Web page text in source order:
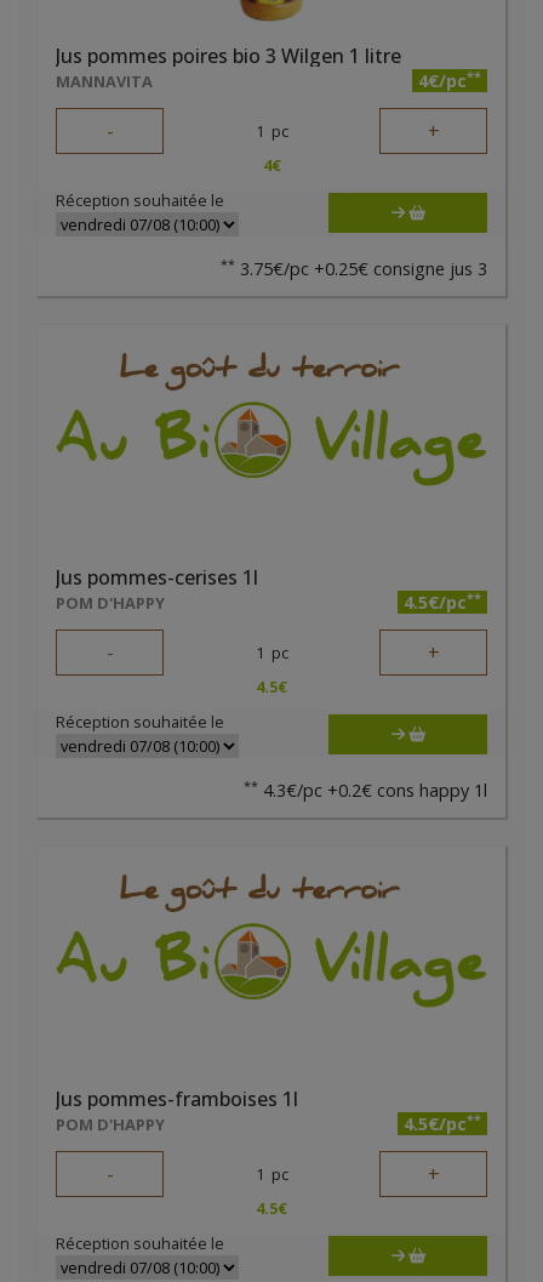
Jus pommes poires bio 3 Wilgen 1 litre
MANNAVITA 4€/pc**
- 1 pc +
4€
Réception souhaitée le
** 3.75€/pc +0.25€ consigne jus 3
Jus pommes-cerises 1l
POM D'HAPPY 4.5€/pc**
- 1 pc +
4.5€
Réception souhaitée le
** 4.3€/pc +0.2€ cons happy 1l
Jus pommes-framboises 1l
POM D'HAPPY 4.5€/pc**
- 1 pc +
4.5€
Réception souhaitée le